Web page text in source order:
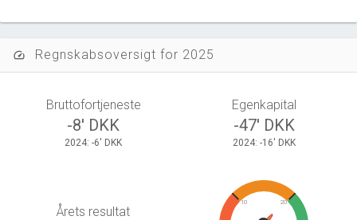
speed Regnskabsoversigt for 2025
Bruttofortjeneste
-8' DKK
2024: -6' DKK
Egenkapital
-47' DKK
2024: -16' DKK
Årets resultat
10 20